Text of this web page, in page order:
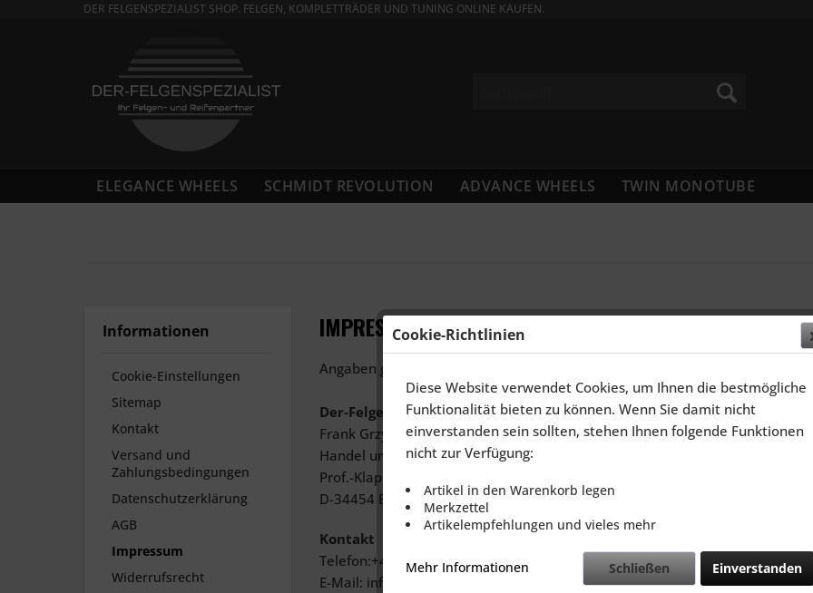
DER FELGENSPEZIALIST SHOP. FELGEN, KOMPLETTRÄDER UND TUNING ONLINE KAUFEN.
ELEGANCE WHEELS SCHMIDT REVOLUTION ADVANCE WHEELS TWIN MONOTUBE
Informationen
Cookie-Einstellungen
Sitemap
Kontakt
Versand und
Zahlungsbedingungen
Datenschutzerklärung
AGB
Impressum
Widerrufsrecht
IMPRESSUM
Angaben gemäß § 5 TMG:
Der-Felgenspezialist
Frank Grzybek
Handel und Vermittlung
Prof.-Klapp-Str. 27
D-34454 Bad Arolsen
Kontakt
Telefon:+49(0) 5691-6087153
E-Mail: info@der-felgenspezialist.de
Cookie-Richtlinien
Diese Website verwendet Cookies, um Ihnen die bestmögliche
Funktionalität bieten zu können. Wenn Sie damit nicht
einverstanden sein sollten, stehen Ihnen folgende Funktionen
nicht zur Verfügung:
Artikel in den Warenkorb legen
Merkzettel
Artikelempfehlungen und vieles mehr
Mehr Informationen Einverstanden
Schließen